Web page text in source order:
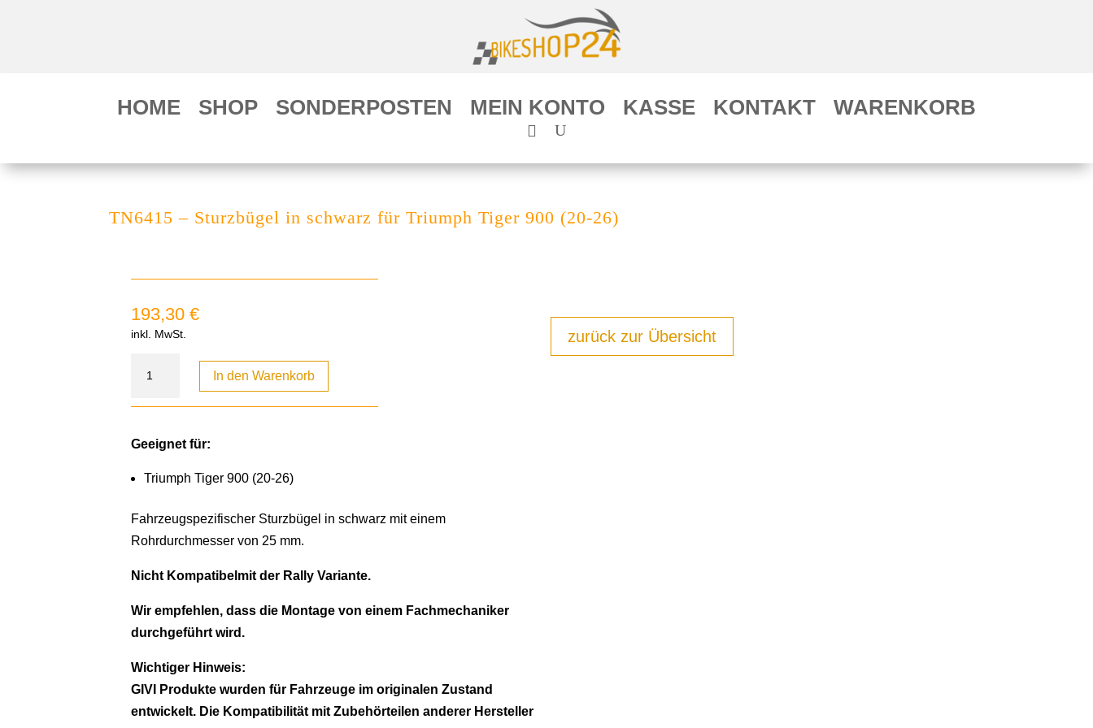
HOME SHOP SONDERPOSTEN MEIN KONTO KASSE KONTAKT WARENKORB
TN6415 – Sturzbügel in schwarz für Triumph Tiger 900 (20-26)
193,30€
inkl. MwSt.
In den Warenkorb
Geeignet für:
Triumph Tiger 900 (20-26)
Fahrzeugspezifischer Sturzbügel in schwarz mit einem
Rohrdurchmesser von 25 mm.
Nicht Kompatibelmit der Rally Variante.
Wir empfehlen, dass die Montage von einem Fachmechaniker
durchgeführt wird.
Wichtiger Hinweis:
GIVI Produkte wurden für Fahrzeuge im originalen Zustand
entwickelt. Die Kompatibilität mit Zubehörteilen anderer Hersteller
zurück zur Übersicht